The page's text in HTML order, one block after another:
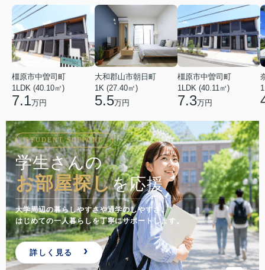
橿原市中曽司町
1LDK (40.10㎡)
7.1万円
大和郡山市朝日町
1K (27.40㎡)
5.5万円
橿原市中曽司町
1LDK (40.11㎡)
7.3万円
STUDENT SUPPORT
学生さんの
お部屋探しを応援
大学周辺の暮らしやすさや通学のしやすさ。
はじめての一人暮らしを丁寧にサポートします。
詳しく見る